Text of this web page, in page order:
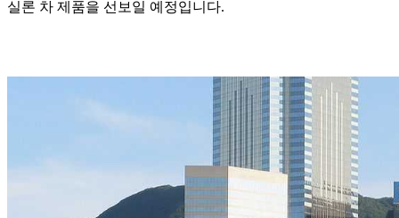
실론 차 제품을 선보일 예정입니다.